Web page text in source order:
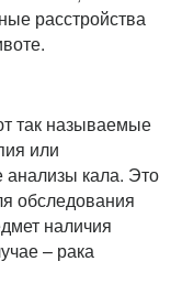
расстройства
так называемые
или
анализы кала. Это
обследования
наличия
– рака